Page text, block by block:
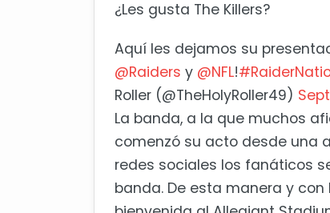
¿Les gusta The Killers?
Aquí les dejamos su
@Raiders y @NFL!
Roller (@TheHolyRoller49)
La banda, a la que muchos
comenzó su acto desde una
redes sociales los fanáticos
banda. De esta manera y